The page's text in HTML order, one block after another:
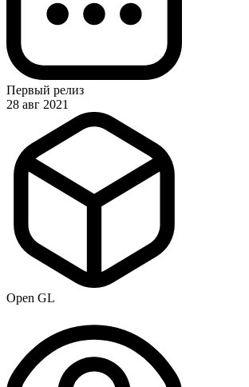
Первый релиз
28 авг 2021
Open GL